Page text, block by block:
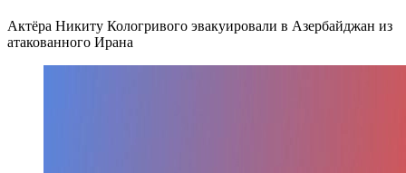
Актёра Никиту Кологривого эвакуировали в Азербайджан из
атакованного Ирана